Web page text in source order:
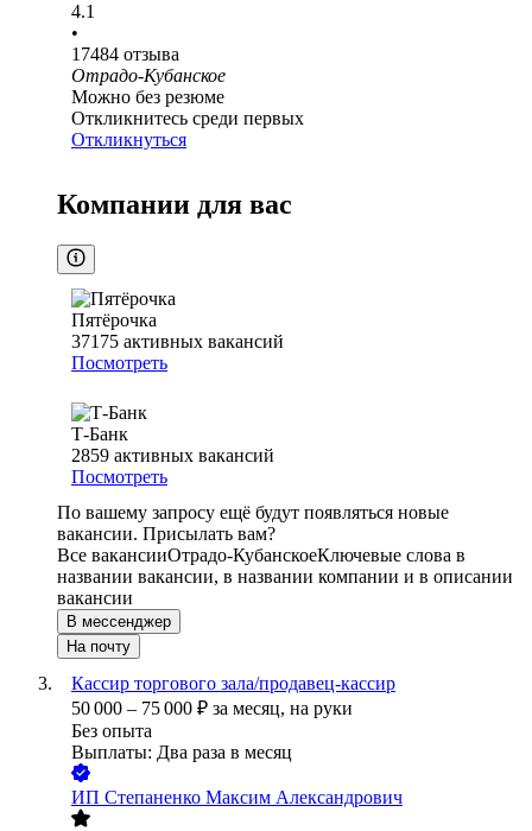
4.1
•
17484 отзыва
Отрадо-Кубанское
Можно без резюме
Откликнитесь среди первых
Откликнуться
Компании для вас
Пятёрочка
37175 активных вакансий
Посмотреть
Т-Банк
2859 активных вакансий
Посмотреть
По вашему запросу ещё будут появляться новые
вакансии. Присылать вам?
Все вакансииОтрадо-КубанскоеКлючевые слова в
названии вакансии, в названии компании и в описании
вакансии
В мессенджер
На почту
Кассир торгового зала/продавец-кассир
50 000 – 75 000 ₽ за месяц, на руки
Без опыта
Выплаты: Два раза в месяц
ИП Степаненко Максим Александрович